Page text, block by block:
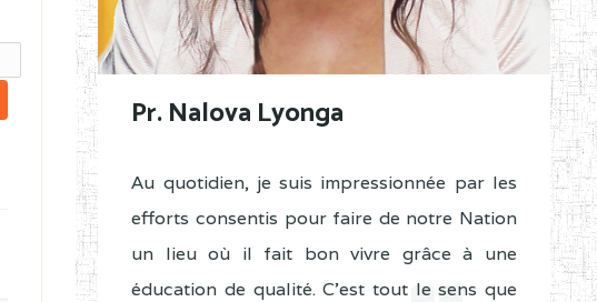
Pr. Nalova Lyonga
Au quotidien, je suis impressionnée par les
efforts consentis pour faire de notre Nation
un lieu où il fait bon vivre grâce à une
éducation de qualité. C'est tout le sens que